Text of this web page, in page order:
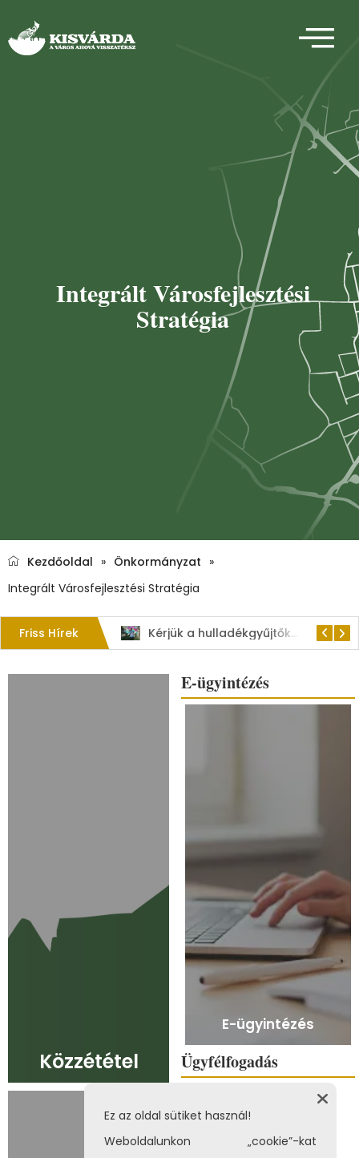
Integrált Városfejlesztési
Stratégia
Kezdőoldal » Önkormányzat »
Integrált Városfejlesztési Stratégia
Friss Hírek Kérjük a hulladékgyűjtők rendeltetésszerű használatát!
Közzététel
E-ügyintézés
E-ügyintézés
Ügyfélfogadás
Hétfő: 8:00 – 12:00 óráig
Kedd: nincs ügyfélfogadás
Ez az oldal sütiket használ!
Weboldalunkon „cookie”-kat